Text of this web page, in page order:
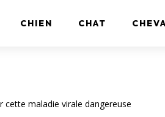
CHIEN CHAT
cette maladie virale dangereuse